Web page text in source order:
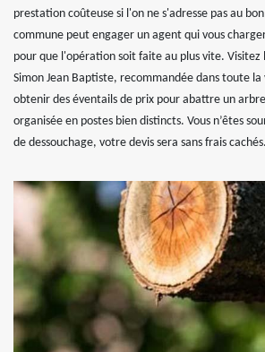
prestation coûteuse si l'on ne s'adresse pas au
commune peut engager un agent qui vous
pour que l'opération soit faite au plus vite. Visitez
Simon Jean Baptiste, recommandée dans toute la
obtenir des éventails de prix pour abattre un
organisée en postes bien distincts. Vous n’êtes
de dessouchage, votre devis sera sans frais cachés.